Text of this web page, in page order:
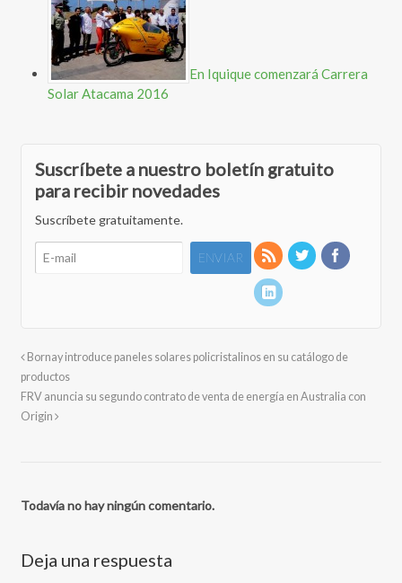
En Iquique comenzará Carrera
Solar Atacama 2016
Suscríbete a nuestro boletín gratuito
para recibir novedades
Suscríbete gratuitamente.
Bornay introduce paneles solares policristalinos en su catálogo de
productos
FRV anuncia su segundo contrato de venta de energía en Australia con
Origin
Todavía no hay ningún comentario.
Deja una respuesta